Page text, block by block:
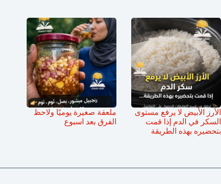
الأرز الأبيض لا يرفع مستوى
السكر في الدم إذا قمت
بتحضيره بهذه الطريقة
ملعقة صغيرة يوميًا ولاحظ
الفرق بعد اسبوع